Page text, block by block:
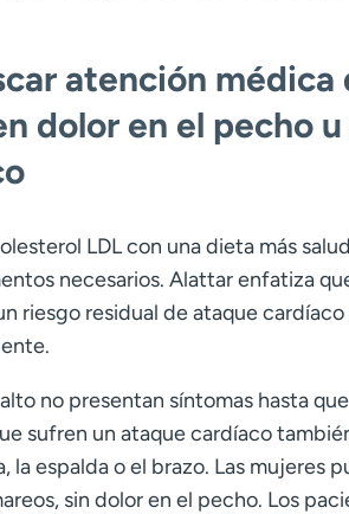
atención
dolor en el pecho
LDL con una dieta más
necesarios. Alattar enfatiza
riesgo residual de ataque cardíaco
no presentan síntomas hasta
sufren un ataque cardíaco
espalda o el brazo. Las mujeres
sin dolor en el pecho. Los